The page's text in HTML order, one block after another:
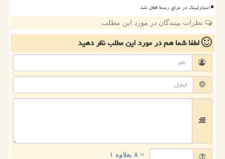
استارلینک در عراق رسما فعال شد
نظرات بینندگان در مورد این مطلب
لطفا شما همدر مورد این مطلبنظر دهید
= ۸ بعلاوه ۱